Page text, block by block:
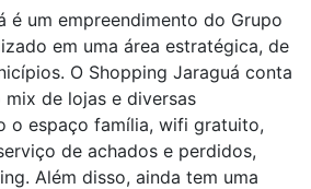
é um empreendimento do Grupo
em uma área estratégica, de
O Shopping Jaraguá conta
de lojas e diversas
o espaço família, wifi gratuito,
de achados e perdidos,
Além disso, ainda tem uma